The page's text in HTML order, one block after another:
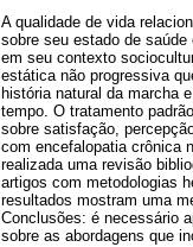
A qualidade de vida
sobre seu estado de
em seu contexto
estática não progressiva
história natural da marcha
tempo. O tratamento
sobre satisfação,
com encefalopatia crônica
realizada uma revisão
artigos com metodologias
resultados mostram uma
Conclusões: é necessário
sobre as abordagens que